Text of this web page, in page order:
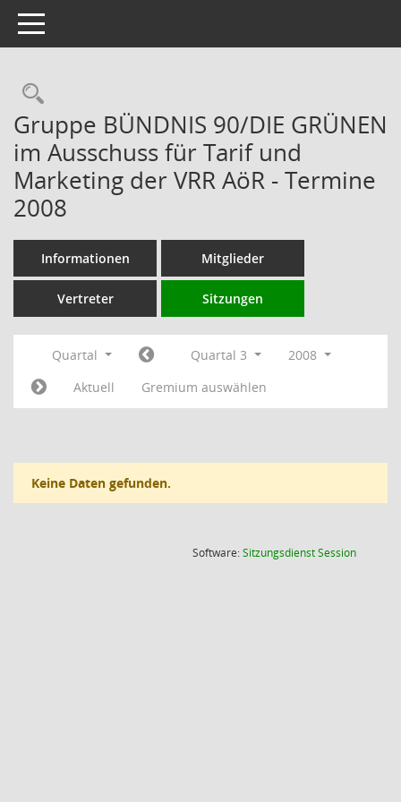
Toggle navigation
Rechercheauswahl
Gruppe BÜNDNIS 90/DIE GRÜNEN
im Ausschuss für Tarif und
Marketing der VRR AöR - Termine
2008
Informationen Mitglieder
Vertreter Sitzungen
Quartal Quartal 3
2008
Aktuell
Gremium auswählen
Keine Daten gefunden.
Software:SitzungsdienstSession(Wird in